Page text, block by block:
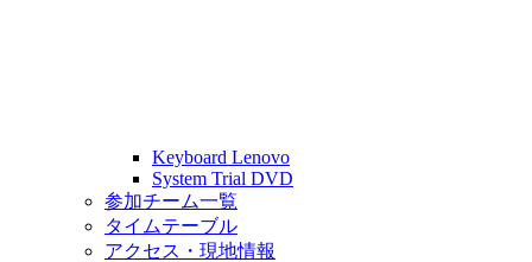
Keyboard Lenovo
System Trial DVD
参加チーム一覧
タイムテーブル
アクセス・現地情報